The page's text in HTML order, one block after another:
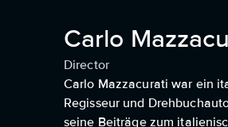
Carlo
Director
Carlo Mazzacurati war ein
Regisseur und
seine Beiträge zum